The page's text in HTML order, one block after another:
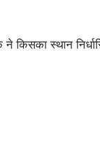
किसका स्थान